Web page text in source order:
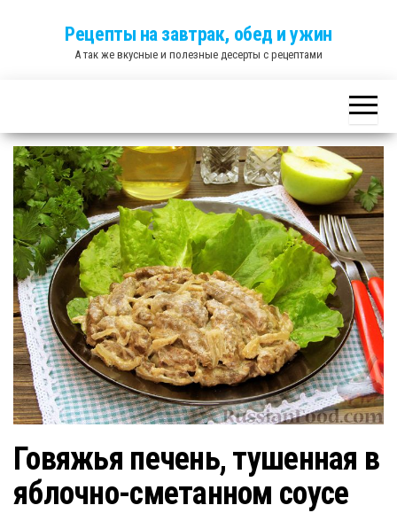
Рецепты на завтрак, обед и ужин
А так же вкусные и полезные десерты с рецептами
Говяжья печень, тушенная в
яблочно-сметанном соусе